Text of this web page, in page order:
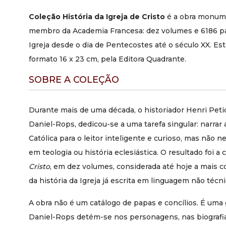
Coleção História da Igreja de Cristo é a obra
membro da Academia Francesa: dez volumes e 6186
Igreja desde o dia de Pentecostes até o século XX.
formato 16 x 23 cm, pela Editora Quadrante.
SOBRE A COLEÇÃO
Durante mais de uma década, o historiador Henri
Daniel-Rops, dedicou-se a uma tarefa singular:
Católica para o leitor inteligente e curioso, mas não
em teologia ou história eclesiástica. O resultado foi a
Cristo, em dez volumes, considerada até hoje a mais
da história da Igreja já escrita em linguagem não
A obra não é um catálogo de papas e concílios. É
Daniel-Rops detém-se nos personagens, nas